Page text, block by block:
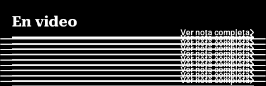
En video
Ver nota completa
Ver nota completa
Ver nota completa
Ver nota completa
Ver nota completa
Ver nota completa
Ver nota completa
Ver nota completa
Ver nota completa
Ver nota completa